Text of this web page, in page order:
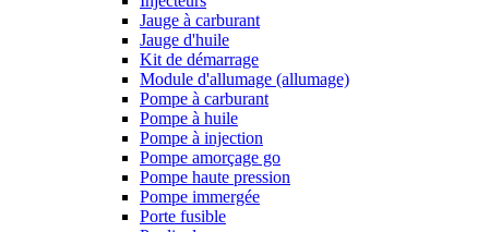
Jauge à carburant
Jauge d'huile
Kit de démarrage
Module d'allumage (allumage)
Pompe à carburant
Pompe à huile
Pompe à injection
Pompe amorçage go
Pompe haute pression
Pompe immergée
Porte fusible